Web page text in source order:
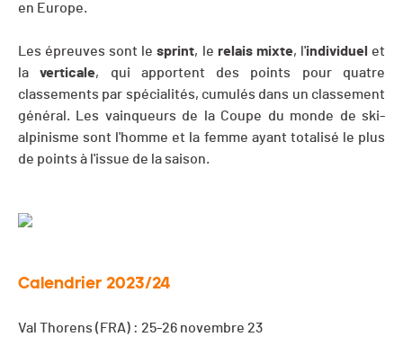
en Europe.
Les épreuves sont lesprint, le relais mixte, l'individuel et
laverticale, qui apportent des points pour quatre
classements par spécialités, cumulés dans un classement
général. Les vainqueurs de la Coupe du monde de ski-
alpinisme sont l'homme et la femme ayant totalisé le plus
de points à l'issue de la saison.
Calendrier 2023/24
Val Thorens (FRA) : 25-26 novembre 23